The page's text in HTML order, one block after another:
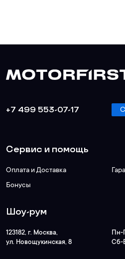
+7 499 553-07-17
Сервис и помощь
Оплата и Доставка
Бонусы
Шоу-рум
123182, г. Москва,
ул. Новощукинская, 8
Пн-
Сб-